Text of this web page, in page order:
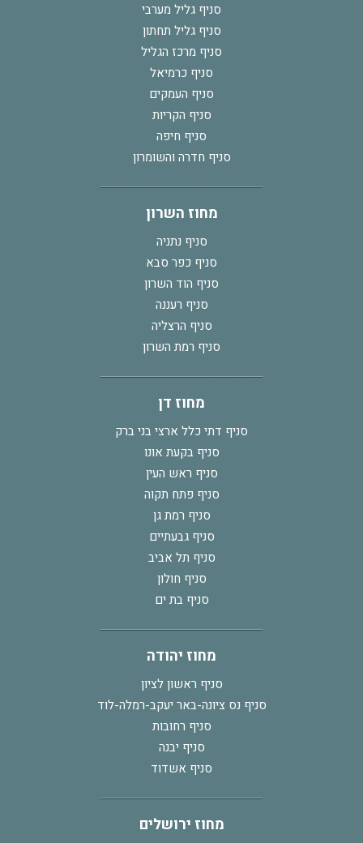
סניף גליל מערבי
סניף גליל תחתון
סניף מרכז הגליל
סניף כרמיאל
סניף העמקים
סניף הקריות
סניף חיפה
סניף חדרה והשומרון
מחוז השרון
סניף נתניה
סניף כפר סבא
סניף הוד השרון
סניף רעננה
סניף הרצליה
סניף רמת השרון
מחוז דן
סניף דתי כלל ארצי בני ברק
סניף בקעת אונו
סניף ראש העין
סניף פתח תקוה
סניף רמת גן
סניף גבעתיים
סניף תל אביב
סניף חולון
סניף בת ים
מחוז יהודה
סניף ראשון לציון
סניף נס ציונה-באר יעקב-רמלה-לוד
סניף רחובות
סניף יבנה
סניף אשדוד
מחוז ירושלים